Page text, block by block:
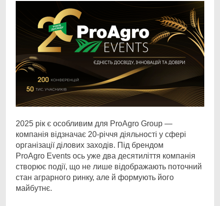
2025 рік є особливим для ProAgro Group —
компанія відзначає 20-річчя діяльності у сфері
організації ділових заходів. Під брендом
ProAgro Events ось уже два десятиліття компанія
створює події, що не лише відображають поточний
стан аграрного ринку, але й формують його
майбутнє.